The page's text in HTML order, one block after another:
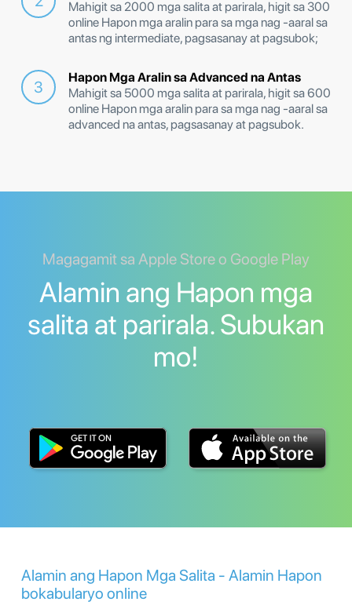
Mahigit sa 2000 mga salita at parirala, higit sa 300
online Hapon mga aralin para sa mga nag -aaral sa
antas ng intermediate, pagsasanay at pagsubok;
Hapon Mga Aralin sa Advanced na Antas
Mahigit sa 5000 mga salita at parirala, higit sa 600
online Hapon mga aralin para sa mga nag -aaral sa
advanced na antas, pagsasanay at pagsubok.
Magagamit sa Apple Store o Google Play
Alamin ang Hapon mga
salita at parirala. Subukan
mo!
Alamin ang Hapon Mga Salita - Alamin Hapon
bokabularyo online